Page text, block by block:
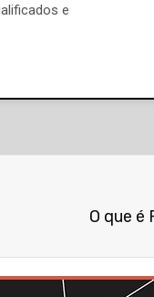
e
O que é